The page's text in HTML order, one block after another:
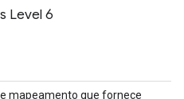
Level 6
mapeamento que fornece